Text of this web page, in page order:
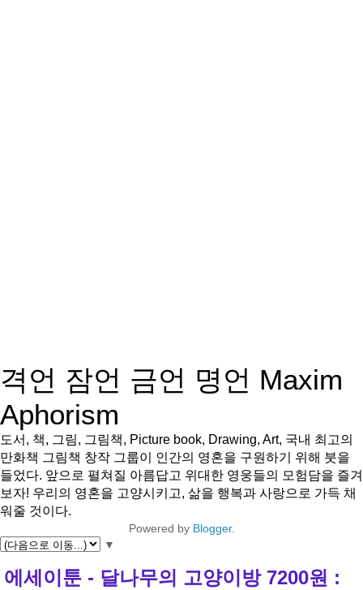
격언 잠언 금언 명언 Maxim
Aphorism
도서, 책, 그림, 그림책, Picture book, Drawing, Art, 국내 최고의
만화책 그림책 창작 그룹이 인간의 영혼을 구원하기 위해 붓을
들었다. 앞으로 펼쳐질 아름답고 위대한 영웅들의 모험담을 즐겨
보자! 우리의 영혼을 고양시키고, 삶을 행복과 사랑으로 가득 채
워줄 것이다.
Powered by Blogger.
▼
에세이툰 - 달나무의 고양이방 7200원 :